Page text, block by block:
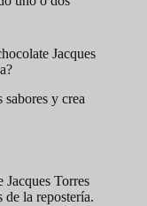
Jacques
y crea
Jacques Torres
de la repostería.